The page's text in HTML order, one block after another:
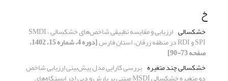
خ
خشکسالی ارزیابی و مقایسه تطبیقی شاخص‌های خشکسالی SMDI ،
SPI و RDI در منطقه زرقان، استان فارس [دوره 4، شماره 15، 1402،
صفحه 73-90]
خشکسالی چند متغیره بررسی کارایی مدل پیش‌بینی ارزیابی شاخص
دو متغیره خشکسالی MSDI مبتنی بر بارش و دبی (در ایستگاه‌های